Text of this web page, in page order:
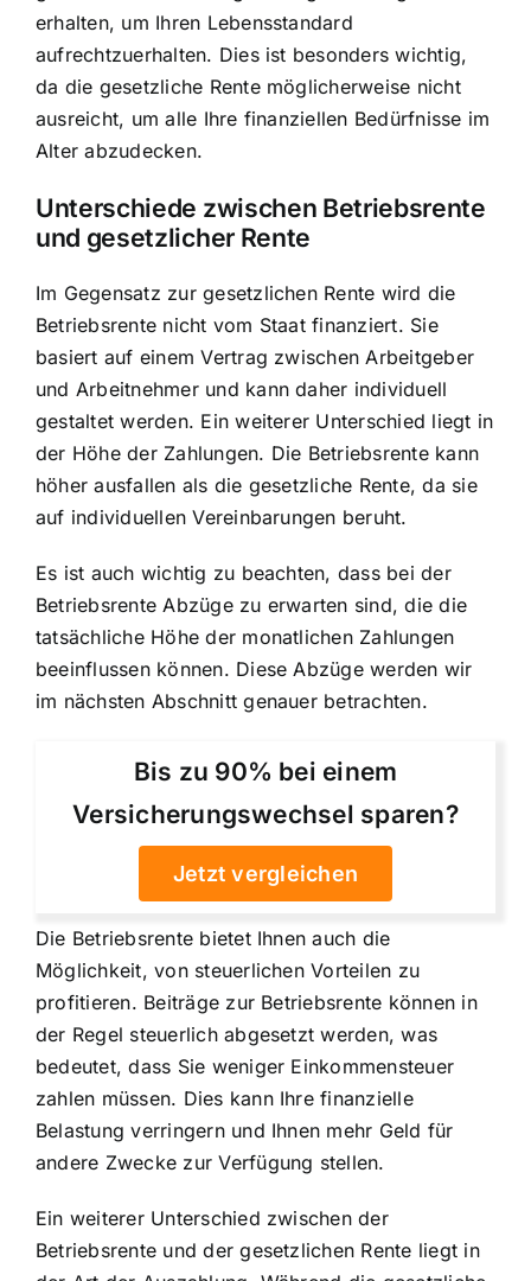
erhalten, um Ihren Lebensstandard
aufrechtzuerhalten. Dies ist besonders wichtig,
da die gesetzliche Rente möglicherweise nicht
ausreicht, um alle Ihre finanziellen Bedürfnisse im
Alter abzudecken.
Unterschiede zwischen Betriebsrente
und gesetzlicher Rente
Im Gegensatz zur gesetzlichen Rente wird die
Betriebsrente nicht vom Staat finanziert. Sie
basiert auf einem Vertrag zwischen Arbeitgeber
und Arbeitnehmer und kann daher individuell
gestaltet werden. Ein weiterer Unterschied liegt in
der Höhe der Zahlungen. Die Betriebsrente kann
höher ausfallen als die gesetzliche Rente, da sie
auf individuellen Vereinbarungen beruht.
Es ist auch wichtig zu beachten, dass bei der
Betriebsrente Abzüge zu erwarten sind, die die
tatsächliche Höhe der monatlichen Zahlungen
beeinflussen können. Diese Abzüge werden wir
im nächsten Abschnitt genauer betrachten.
Bis zu 90% bei einem
Versicherungswechsel sparen?
Jetzt vergleichen
Die Betriebsrente bietet Ihnen auch die
Möglichkeit, von steuerlichen Vorteilen zu
profitieren. Beiträge zur Betriebsrente können in
der Regel steuerlich abgesetzt werden, was
bedeutet, dass Sie weniger Einkommensteuer
zahlen müssen. Dies kann Ihre finanzielle
Belastung verringern und Ihnen mehr Geld für
andere Zwecke zur Verfügung stellen.
Ein weiterer Unterschied zwischen der
Betriebsrente und der gesetzlichen Rente liegt in